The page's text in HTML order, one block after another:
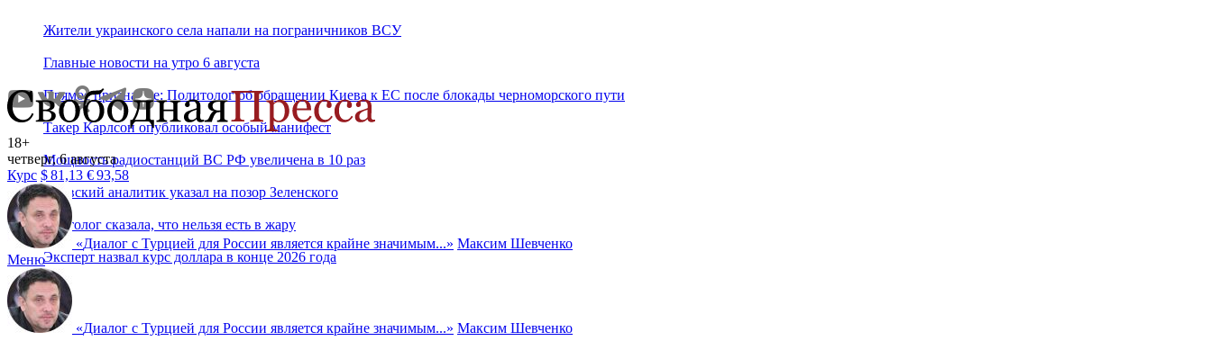
Жители украинского села напали на пограничников ВСУ
Главные новости на утро 6 августа
Прямое признание: Политолог об обращении Киева к ЕС после блокады черноморского пути
Такер Карлсон опубликовал особый манифест
Мощность радиостанций ВС РФ увеличена в 10 раз
Киевский аналитик указал на позор Зеленского
Диетолог сказала, что нельзя есть в жару
Эксперт назвал курс доллара в конце 2026 года
18+
четверг, 6 августа
Курс $81,13 €93,58
«Диалог с Турцией для России является крайне значимым...» Максим Шевченко
Меню
«Диалог с Турцией для России является крайне значимым...» Максим Шевченко